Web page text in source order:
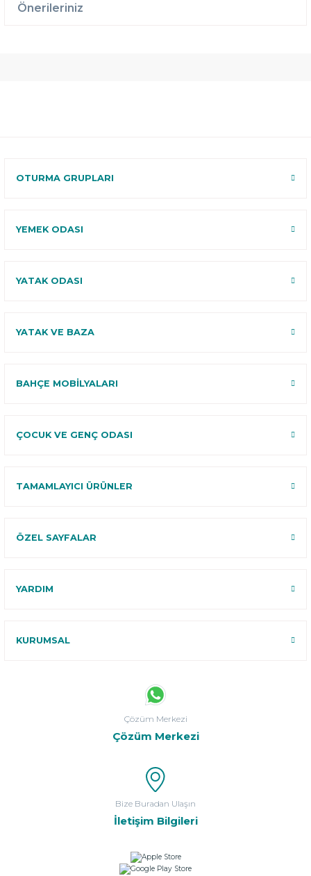
Önerileriniz
OTURMA GRUPLARI
YEMEK ODASI
YATAK ODASI
YATAK VE BAZA
BAHÇE MOBİLYALARI
ÇOCUK VE GENÇ ODASI
TAMAMLAYICI ÜRÜNLER
ÖZEL SAYFALAR
YARDIM
KURUMSAL
Çözüm Merkezi
Çözüm Merkezi
Bize Buradan Ulaşın
İletişim Bilgileri